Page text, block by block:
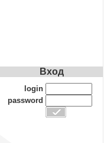
Вход
login
password